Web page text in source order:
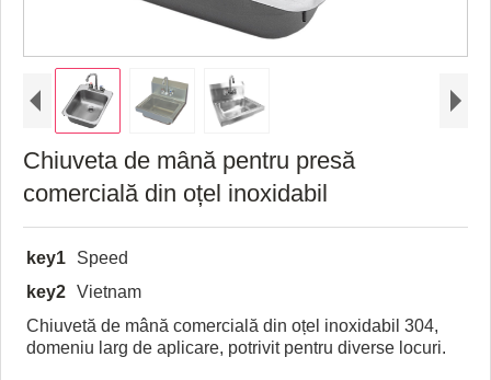
Chiuveta de mână pentru presă
comercială din oțel inoxidabil
key1
Speed
key2 Vietnam
Chiuvetă de mână comercială din oțel inoxidabil 304,
domeniu larg de aplicare, potrivit pentru diverse locuri.